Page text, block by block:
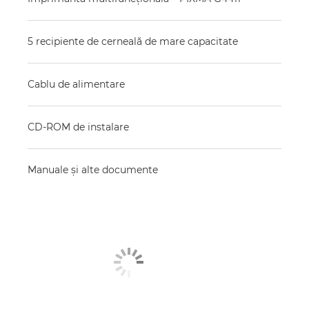
5 recipiente de cerneală de mare capacitate
Cablu de alimentare
CD-ROM de instalare
Manuale şi alte documente